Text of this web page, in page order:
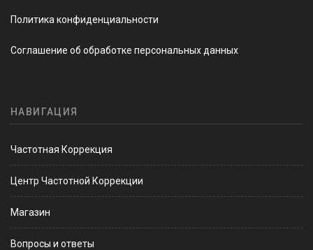
Политика конфиденциальности
Соглашение об обработке персональных данных
НАВИГАЦИЯ
Частотная Коррекция
Центр Частотной Коррекции
Магазин
Вопросы и ответы